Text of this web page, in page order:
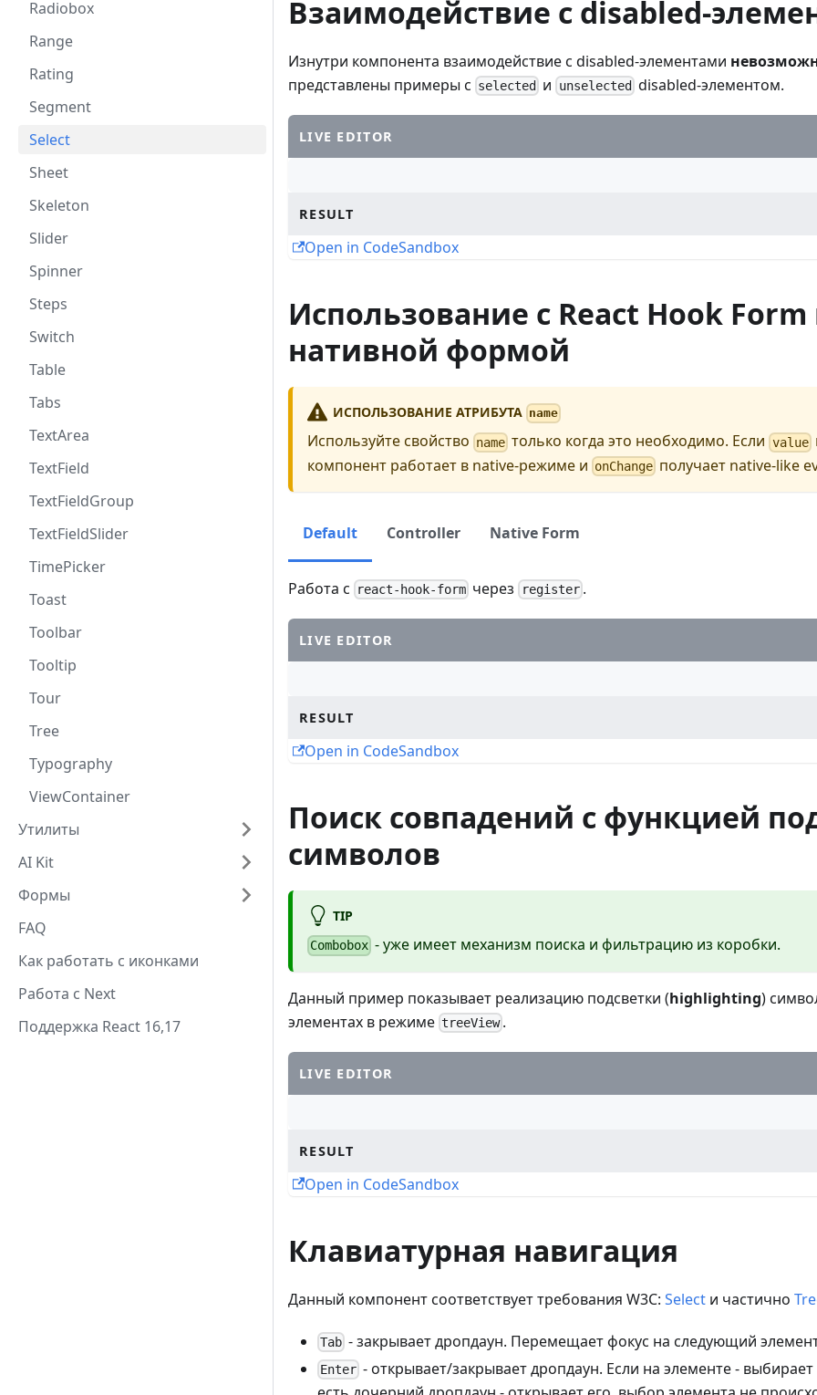
Radiobox
Range
Rating
Segment
Select
Sheet
Skeleton
Slider
Spinner
Steps
Switch
Table
Tabs
TextArea
TextField
TextFieldGroup
TextFieldSlider
TimePicker
Toast
Toolbar
Tooltip
Tour
Tree
Typography
ViewContainer
Утилиты
AI Kit
Формы
FAQ
Как работать с иконками
Работа с Next
Поддержка React 16,17
Взаимодействие с disabled-
Изнутри компонента взаимодействие с disabled-элементами
представлены примеры с selected и unselected disabled-элементом.
LIVE EDITOR
RESULT
Open in CodeSandbox
Использование с React Hook Form
нативной формой
ИСПОЛЬЗОВАНИЕ АТРИБУТА name
Используйте свойство name только когда это необходимо. Если value
компонент работает в native-режиме и onChange получает native-like
Default Controller Native Form
Работа с react-hook-form через register.
LIVE EDITOR
RESULT
Open in CodeSandbox
Поиск совпадений с функцией
символов
TIP
Combobox - уже имеет механизм поиска и фильтрацию из коробки.
Данный пример показывает реализацию подсветки (highlighting)
элементах в режиме treeView .
LIVE EDITOR
RESULT
Open in CodeSandbox
Клавиатурная навигация
Данный компонент соответствует требования W3C: Select и частично
Tab - закрывает дропдаун. Перемещает фокус на следующий
Enter - открывает/закрывает дропдаун. Если на элементе - выбирает